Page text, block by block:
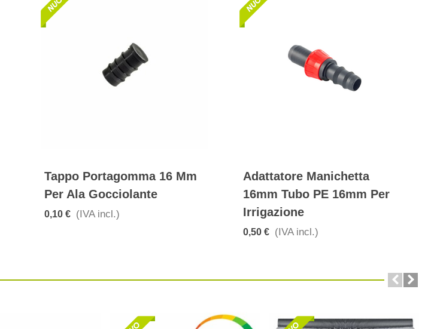
Tappo Portagomma 16 Mm
Per Ala Gocciolante
0,10 € (IVA incl.)
Adattatore Manichetta
16mm Tubo PE 16mm Per
Irrigazione
0,50 € (IVA incl.)